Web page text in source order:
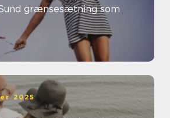
grænsesætning som
2025